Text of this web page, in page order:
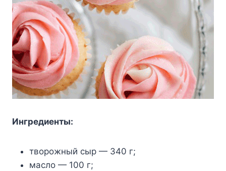
Ингредиенты:
творожный сыр — 340 г;
масло — 100 г;